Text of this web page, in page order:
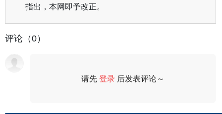
指出，本网即予改正。
评论（0）
请先登录 后发表评论～